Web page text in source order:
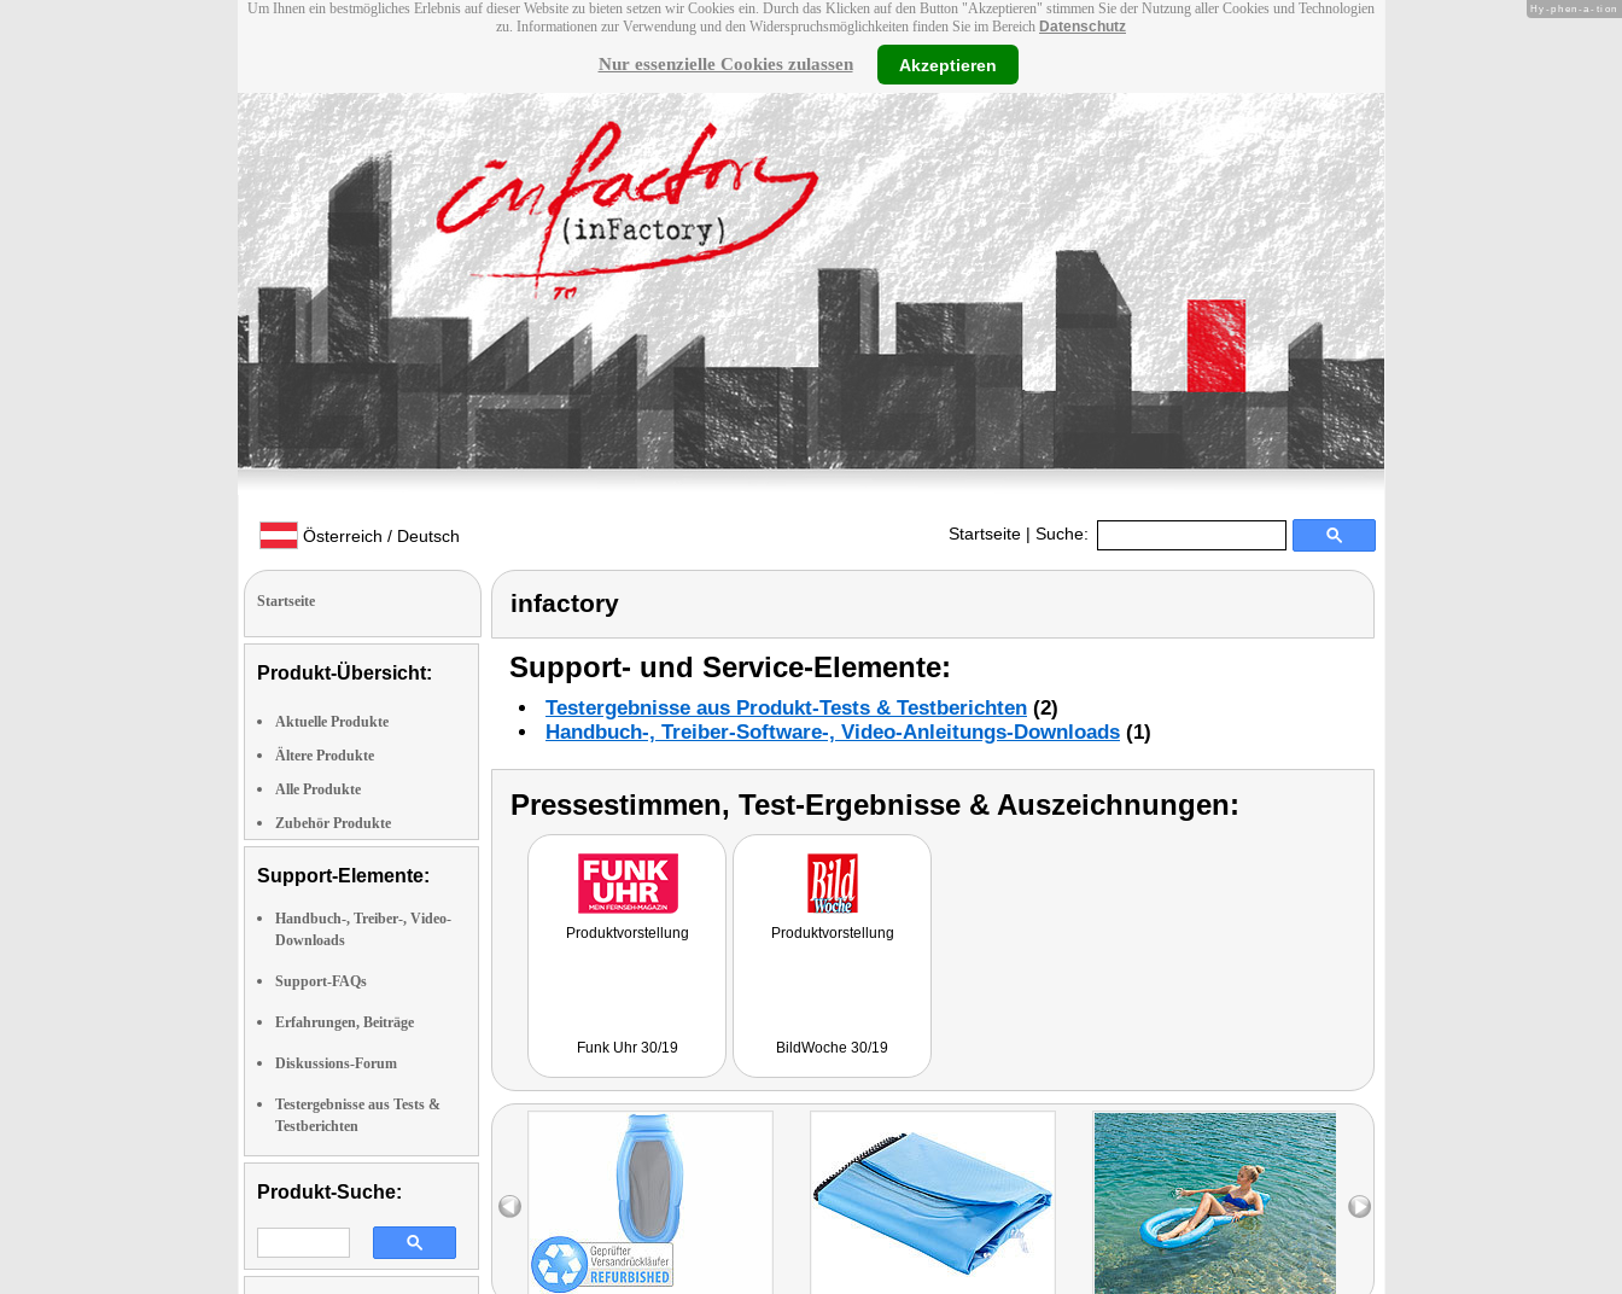
Um Ihnen ein bestmögliches Erlebnis auf dieser Website zu bieten setzen wir Cookies ein. Durch das Klicken auf den Button "Akzeptieren" stimmen Sie der Nutzung aller Cookies und Technologien
zu. Informationen zur Verwendung und den Widerspruchsmöglichkeiten finden Sie im Bereich Datenschutz
Nur essenzielle Cookies zulassen Akzeptieren
Österreich / Deutsch Startseite | Suche:
Startseite
Produkt-Übersicht:
Aktuelle Produkte
Ältere Produkte
Alle Produkte
Zubehör Produkte
Support-Elemente:
Handbuch-, Treiber-, Video-
Downloads
Support-FAQs
Erfahrungen, Beiträge
Diskussions-Forum
Testergebnisse aus Tests &
Testberichten
Produkt-Suche:
infactory
Support- und Service-Elemente:
Testergebnisse aus Produkt-Tests & Testberichten (2)
Handbuch-, Treiber-Software-, Video-Anleitungs-Downloads (1)
Pressestimmen, Test-Ergebnisse & Auszeichnungen:
Produktvorstellung
Funk Uhr 30/19
Produktvorstellung
BildWoche 30/19
Hy-phen-a-tion